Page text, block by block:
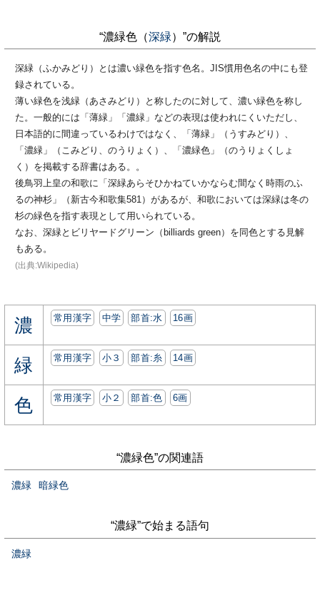
“濃緑色（深緑）”の解説
深緑（ふかみどり）とは濃い緑色を指す色名。JIS慣用色名の中にも登
録されている。
薄い緑色を浅緑（あさみどり）と称したのに対して、濃い緑色を称し
た。一般的には「薄緑」「濃緑」などの表現は使われにくいただし、
日本語的に間違っているわけではなく、「薄緑」（うすみどり）、
「濃緑」（こみどり、のうりょく）、「濃緑色」（のうりょくしょ
く）を掲載する辞書はある。。
後鳥羽上皇の和歌に「深緑あらそひかねていかならむ間なく時雨のふ
るの神杉」（新古今和歌集581）があるが、和歌においては深緑は冬の
杉の緑色を指す表現として用いられている。
なお、深緑とビリヤードグリーン（billiards green）を同色とする見解
もある。
(出典:Wikipedia)
濃 常用漢字 中学 部首:⽔ 16画
緑 常用漢字 小３ 部首:⽷ 14画
色 常用漢字 小２ 部首:⾊ 6画
“濃緑色”の関連語
濃緑 暗緑色
“濃緑”で始まる語句
濃緑